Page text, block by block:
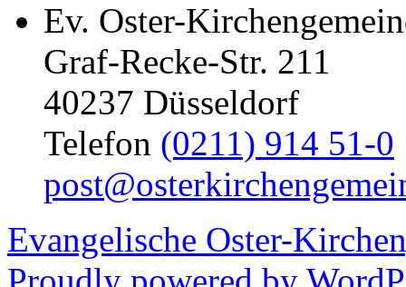
Ev. Oster-
Graf-Recke-Str. 211
40237 Düsseldorf
Telefon (0211) 914 51-0
Evangelische Oster-